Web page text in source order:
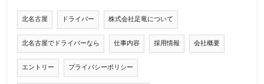
北名古屋 ドライバー 株式会社足竜について
北名古屋でドライバーなら 仕事内容 採用情報 会社概要
エントリー プライバシーポリシー